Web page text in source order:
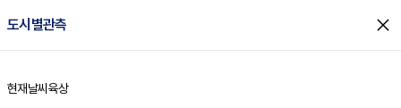
도시별관측 close
홈
현재날씨 육상